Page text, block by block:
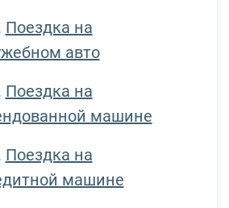
Поездка на
авто
Поездка на
машине
Поездка на
машине